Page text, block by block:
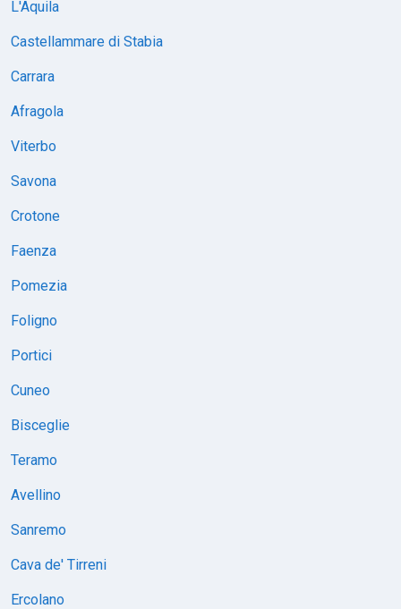
L'Aquila
Castellammare di Stabia
Carrara
Afragola
Viterbo
Savona
Crotone
Faenza
Pomezia
Foligno
Portici
Cuneo
Bisceglie
Teramo
Avellino
Sanremo
Cava de' Tirreni
Ercolano